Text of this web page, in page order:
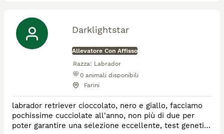
che uniscano bellezza, salute ed equilibrio
caratteriale. Il nostro lavoro di selezione si basa su
criteri rigorosi e sul rispetto dello st
Darklightstar
Allevatore Con Affisso
Razza: Labrador
0 animali disponibili
Farini
labrador retriever cioccolato, nero e giallo, facciamo
pochissime cucciolate all'anno, non più di due per
poter garantire una selezione eccellente, test genetici,